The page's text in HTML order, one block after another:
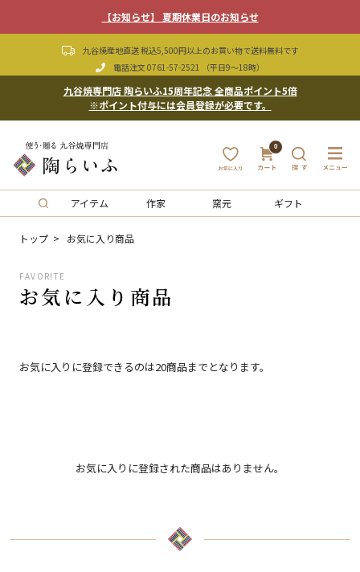
【お知らせ】 夏期休業日のお知らせ
九谷焼産地直送 税込5,500円以上のお買い物で送料無料です
電話注文 0761-57-2521 （平日9〜18時）
九谷焼専門店 陶らいふ15周年記念 全商品ポイント5倍
※ポイント付与には会員登録が必要です。
0
アイテム 作家 窯元 ギフト
トップ お気に入り商品
FAVORITE
お気に入り商品
お気に入りに登録できるのは20商品までとなります。
お気に入りに登録された商品はありません。